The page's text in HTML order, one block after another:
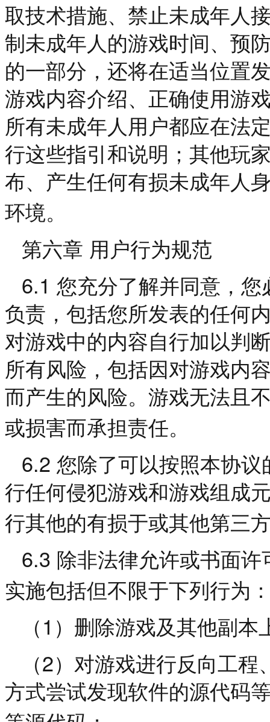
取技术措施、禁止未成年人
制未成年人的游戏时间、预
的一部分，还将在适当位置
游戏内容介绍、正确使用游
所有未成年人用户都应在法
行这些指引和说明；其他玩
布、产生任何有损未成年人
环境。
第六章 用户行为规范
6.1 您充分了解并同意，
负责，包括您所发表的任何
对游戏中的内容自行加以判
所有风险，包括因对游戏内
而产生的风险。游戏无法且
或损害而承担责任。
6.2 您除了可以按照本协
行任何侵犯游戏和游戏组成
行其他的有损于或其他第三
6.3 除非法律允许或书面
实施包括但不限于下列行为
（ 1 ）删除游戏及其他副本
（2）对游戏进行反向工程
方式尝试发现软件的源代码